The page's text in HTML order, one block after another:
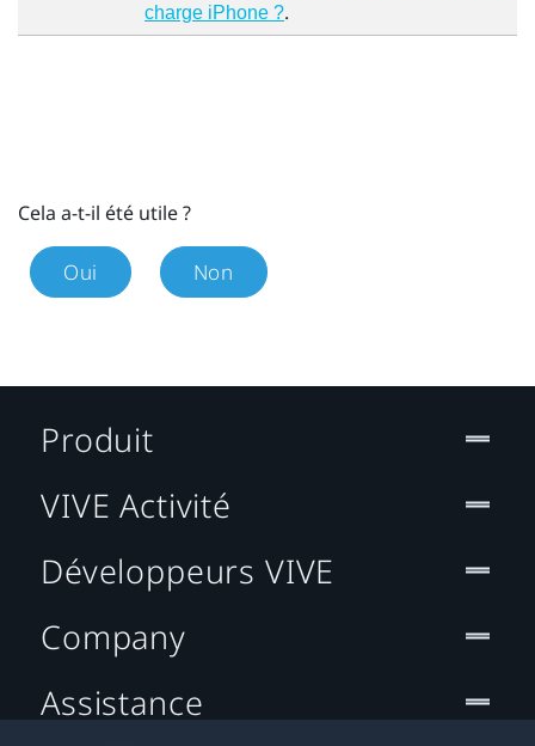
charge iPhone ?.
Cela a-t-il été utile ?
Oui Non
Produit
VIVE Activité
Développeurs VIVE
Company
Assistance